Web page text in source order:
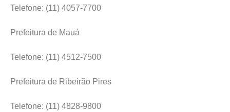
Telefone: (11) 4057-7700
Prefeitura de Mauá
Telefone: (11) 4512-7500
Prefeitura de Ribeirão Pires
Telefone: (11) 4828-9800